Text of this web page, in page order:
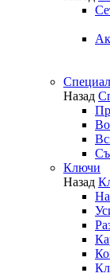
Назад
Ключи
Назад